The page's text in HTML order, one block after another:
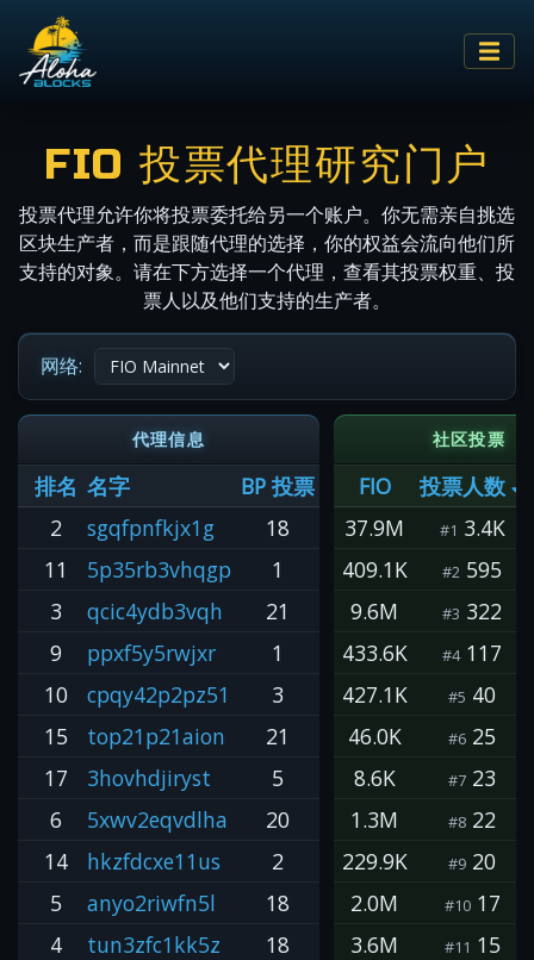
FIO 投票代理研究门户
投票代理允许你将投票委托给另一个账户。你无需亲自挑选
区块生产者，而是跟随代理的选择，你的权益会流向他们所
支持的对象。请在下方选择一个代理，查看其投票权重、投
票人以及他们支持的生产者。
网络:
代理信息 社区投票
排名 名字 BP 投票 FIO
投票人数
2
sgqfpnfkjx1g 18 37.9M #1 3.4K
11
5p35rb3vhqgp 1 409.1K #2 595
3
qcic4ydb3vqh 21 9.6M #3 322
9
ppxf5y5rwjxr 1 433.6K #4117
10
cpqy42p2pz51 3 427.1K #5 40
15
top21p21aion 21 46.0K #6 25
17
3hovhdjiryst 5 8.6K #7 23
6
5xwv2eqvdlha 20 1.3M #8 22
14
hkzfdcxe11us 2 229.9K #9 20
5
anyo2riwfn5l 18 2.0M #1017
4
tun3zfc1kk5z 18 3.6M #11 15